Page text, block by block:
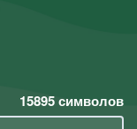
15895символов